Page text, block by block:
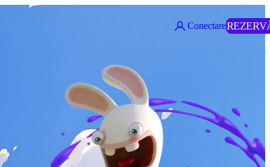
Conectare